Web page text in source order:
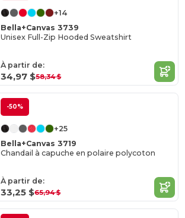
+14
Bella+Canvas 3739
Unisex Full-Zip Hooded Sweatshirt
À partir de:
34,97 $58,34 $
-50%
+25
Bella+Canvas 3719
Chandail à capuche en polaire polycoton
À partir de:
33,25 $65,94 $